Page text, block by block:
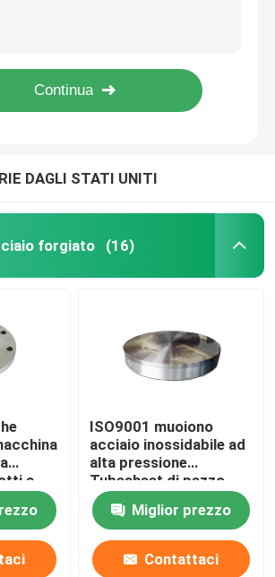
forgiato
forgiati dell'ingranaggio
d'acciaio
a vapore
forgiato della ruota
DAGLI STATI UNITI
forgiato (16)
a
ISO9001 muoiono
acciaio inossidabile ad
alta pressione
Tubesheet di pezzo
fucinato Ss304 Ss316
Ss410Miglior prezzo
Contattaci